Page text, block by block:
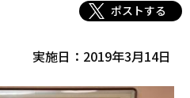
ポストする
実施日：2019年3月14日